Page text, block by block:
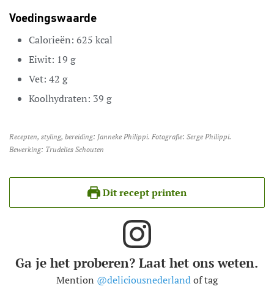
Voedingswaarde
Calorieën: 625 kcal
Eiwit: 19 g
Vet: 42 g
Koolhydraten: 39 g
Recepten, styling, bereiding: Janneke Philippi. Fotografie: Serge Philippi.
Bewerking: Trudelies Schouten
Dit recept printen
Ga je het proberen? Laat het ons weten.
Mention @deliciousnederlandof tag